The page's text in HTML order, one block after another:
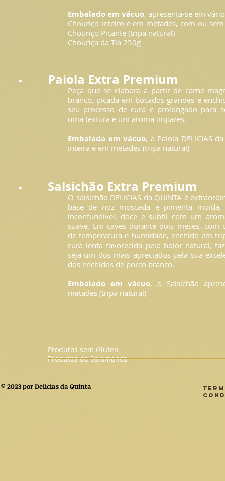
Embalado em vácuo, apresenta-se em
Chouriço inteiro e em metades, com ou
Chouriço Picante (tripa natural)
Chouriça da Tia 250g
Paiola Extra Premium
Peça que se elabora a partir de carne
branco, picada em bocados grandes e
seu processo de cura é prolongado para
uma textura e um aroma impares.
Embalada em vácuo, a Paiola DELICIAS
inteira e em metades (tripa natural)
Salsichão Extra Premium
O salsichão DELICIAS da QUINTA é
base de noz moscada e pimenta
inconfundível, doce e subtil com um
suave. Em caves durante dois meses, com
de temperatura e humidade, enchido em
cura lenta favorecida pelo bolor natural,
seja um dos mais apreciados pela sua
dos enchidos de porco branco.
Embalado em vácuo, o Salsichão
metades (tripa natural)
Produtos sem Glúten
Produtos de Salamanca
© 2023 por Delicias da Quinta